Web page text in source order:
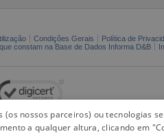
Condições Gerais Política de
constam na Base de Dados Informa D&B
nossos parceiros) ou tecnologias
a qualquer altura, clicando em